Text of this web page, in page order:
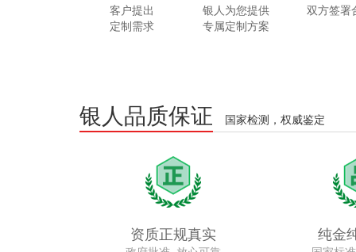
客户提出
定制需求
银人为您提供
专属定制方案
双方签署
银人品质保证 国家检测，权威鉴定
资质正规真实 纯金